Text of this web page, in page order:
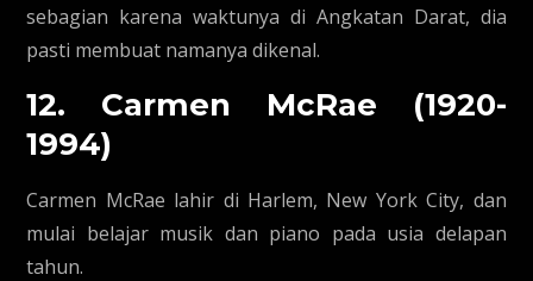
sebagian karena waktunya di Angkatan Darat, dia
pasti membuat namanya dikenal.
12. Carmen McRae (1920-
1994)
Carmen McRae lahir di Harlem, New York City, dan
mulai belajar musik dan piano pada usia delapan
tahun.